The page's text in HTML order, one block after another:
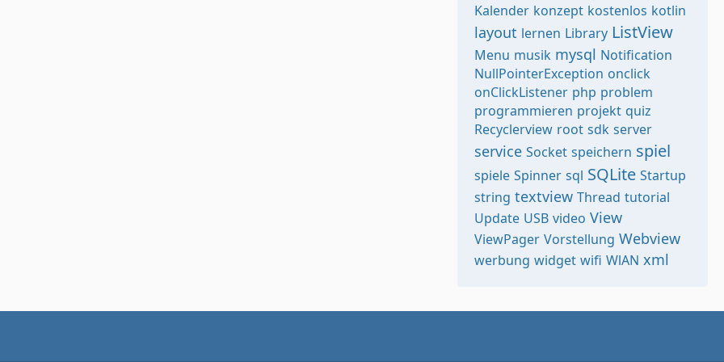
Kalender konzept kostenlos kotlin
layout lernen Library ListView
Menu musik mysql Notification
NullPointerException onclick
onClickListener php problem
programmieren projekt quiz
Recyclerview root sdk server
service Socket speichern spiel
spiele Spinner sql SQLite Startup
string textview Thread tutorial
Update USB video View
ViewPager Vorstellung Webview
werbung widget wifi WlAN xml